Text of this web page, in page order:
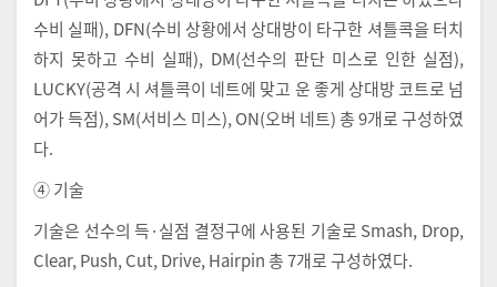
수비 실패), DFN(수비 상황에서 상대방이 타구한 셔틀콕을 터치
하지 못하고 수비 실패), DM(선수의 판단 미스로 인한 실점),
LUCKY(공격 시 셔틀콕이 네트에 맞고 운 좋게 상대방 코트로 넘
어가 득점), SM(서비스 미스), ON(오버 네트) 총 9개로 구성하였
다.
④ 기술
기술은 선수의 득·실점 결정구에 사용된 기술로 Smash, Drop,
Clear, Push, Cut, Drive, Hairpin 총 7개로 구성하였다.